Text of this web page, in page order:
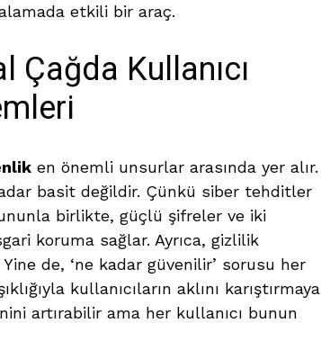
etkili bir araç.
Kullanıcı
en önemli unsurlar arasında yer alır.
basit değildir. Çünkü siber tehditler
birlikte, güçlü şifreler ve iki
koruma sağlar. Ayrıca, gizlilik
de, ‘ne kadar güvenilir’ sorusu her
kullanıcıların aklını karıştırmaya
artırabilir ama her kullanıcı bunun